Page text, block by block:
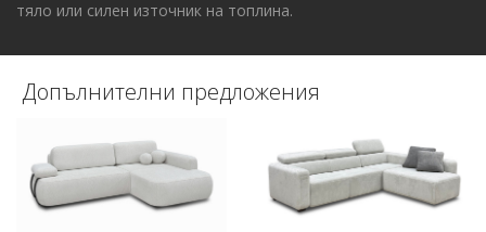
тяло или силен източник на топлина.
Допълнителни предложения